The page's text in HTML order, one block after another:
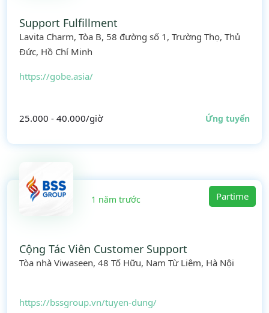
Support Fulfillment
Lavita Charm, Tòa B, 58 đường số 1, Trường Thọ, Thủ
Đức, Hồ Chí Minh
https://gobe.asia/
25.000 - 40.000/giờ Ứng tuyển
1 năm trước Partime
Cộng Tác Viên Customer Support
Tòa nhà Viwaseen, 48 Tố Hữu, Nam Từ Liêm, Hà Nội
https://bssgroup.vn/tuyen-dung/